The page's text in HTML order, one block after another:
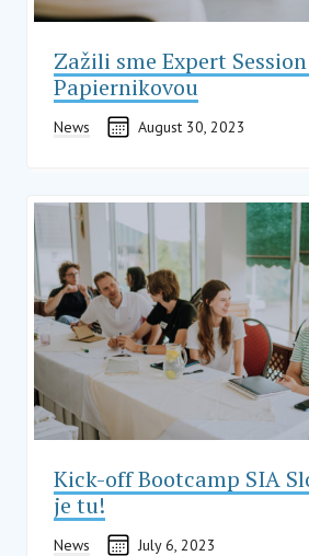
Zažili sme Expert
Papiernikovou
News August 30, 2023
Kick-off Bootcamp SIA
je tu!
News July 6, 2023